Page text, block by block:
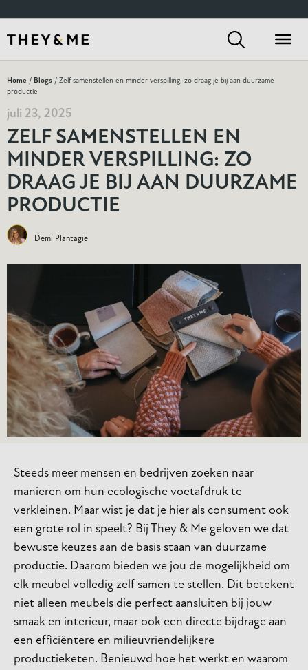
Home / Blogs / Zelf samenstellen en minder verspilling: zo draag je bij aan duurzame
productie
juli 23, 2025
ZELF SAMENSTELLEN EN
MINDER VERSPILLING: ZO
DRAAG JE BIJ AAN DUURZAME
PRODUCTIE
Demi Plantagie
Steeds meer mensen en bedrijven zoeken naar
manieren om hun ecologische voetafdruk te
verkleinen. Maar wist je dat je hier als consument ook
een grote rol in speelt? Bij They & Me geloven we dat
bewuste keuzes aan de basis staan van duurzame
productie. Daarom bieden we jou de mogelijkheid om
elk meubel volledig zelf samen te stellen. Dit betekent
niet alleen meubels die perfect aansluiten bij jouw
smaak en interieur, maar ook een directe bijdrage aan
een efficiëntere en milieuvriendelijkere
productieketen. Benieuwd hoe het werkt en waarom